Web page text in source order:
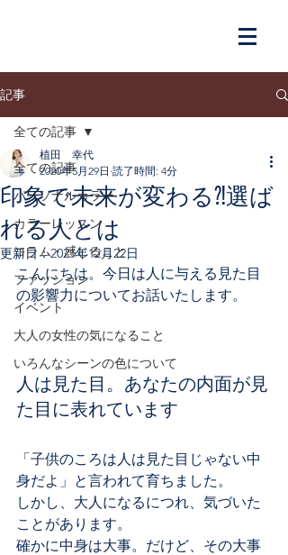
記事
全ての記事
パーソナルカラー
カラーレッスン
コラム・感じること
ファッション
イベント
大人の女性の気になること
いろんなシーンの色について
全ての記事
印象で未来が変わる⁈選ば
れる人とは
植田 幸代
2020年5月29日 読了時間: 4分
更新日：2021年12月22日
こんにちは。今日は人に与える見た目
の影響力についてお話いたします。
人は見た目。あなたの内面が見
た目に表れています
「子供のころは人は見た目じゃない中
身だよ」と言われて育ちました。
しかし、大人になるにつれ、気づいた
ことがあります。
確かに中身は大事。だけど、その大事